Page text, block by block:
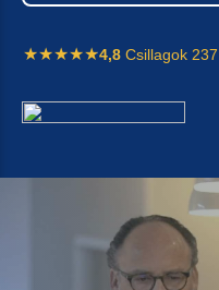
4,8 Csilla­gok